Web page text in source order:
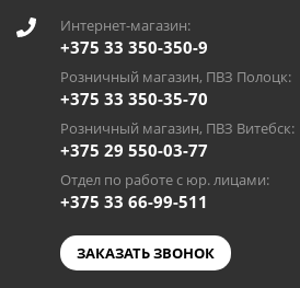
Интернет-магазин:
+375 33 350-350-9
Розничный магазин, ПВЗ Полоцк:
+375 33 350-35-70
Розничный магазин, ПВЗ Витебск:
+375 29 550-03-77
Отдел по работе с юр. лицами:
+375 33 66-99-511
ЗАКАЗАТЬ ЗВОНОК